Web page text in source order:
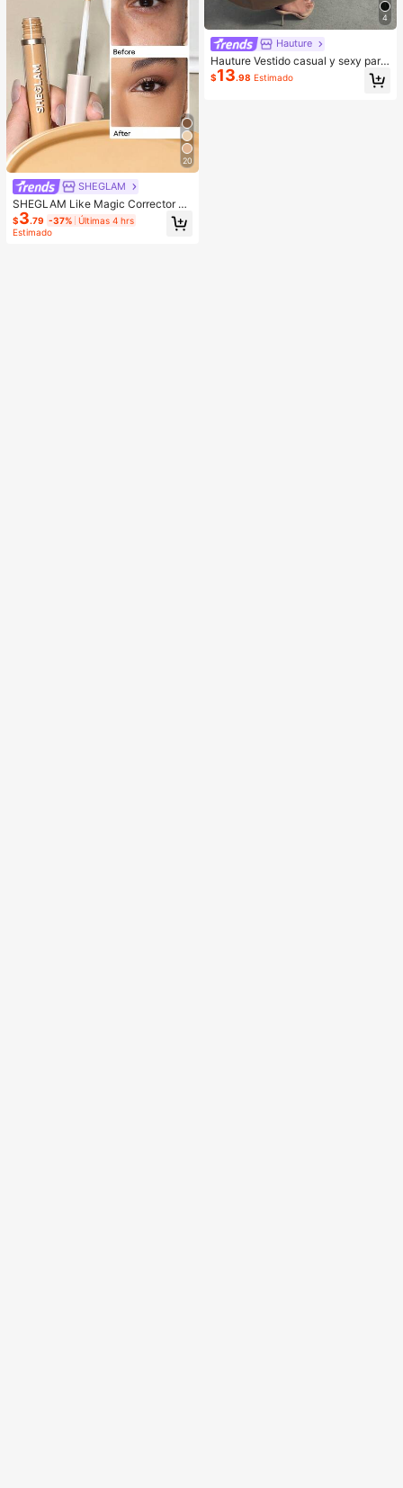
20
SHEGLAM
SHEGLAM Like Magic Corrector D
e Alta Cobertura 12H-Sand Marca
De Belleza CosméTica Maquillaje P
$3.79 -37% Últimas 4 hrs
Estimado
4
Hauture
Hauture Vestido casual y sexy para
oficina con cuello cuadrado, delant
al frontal y bolsillos, con espalda ab
$13.98 Estimado